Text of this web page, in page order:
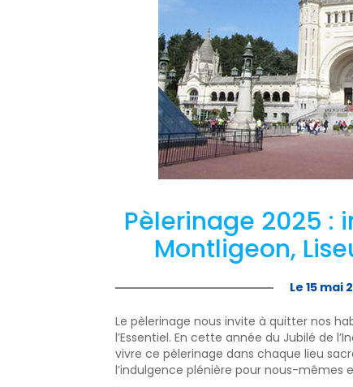
Pèlerinage 2025 :
Montligeon,
Le 15 mai
Le pèlerinage nous invite à quitter nos
l’Essentiel. En cette année du Jubilé de
vivre ce pèlerinage dans chaque lieu
l’indulgence plénière pour nous-mêmes